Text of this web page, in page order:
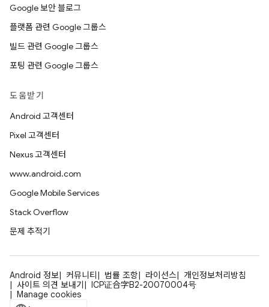
Google 보안 블로그
플랫폼 관련 Google 그룹스
빌드 관련 Google 그룹스
포팅 관련 Google 그룹스
도움받기
Android 고객센터
Pixel 고객센터
Nexus 고객센터
www.android.com
Google Mobile Services
Stack Overflow
문제 추적기
Android 정보 커뮤니티 법률 조항 라이선스
개인정보처리방침
사이트 의견 보내기
ICP证合字B2-20070004号
Manage cookies